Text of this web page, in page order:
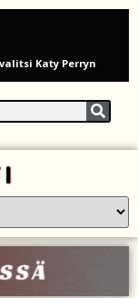
Katy Perryn
raskas omaisille
Espanjassa
taistelunsa
puolesta
– tiukka